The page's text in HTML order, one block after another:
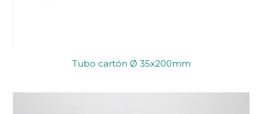
Tubo cartón Ø 35x200mm